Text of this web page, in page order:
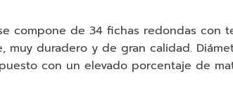
compone de 34 fichas redondas con
muy duradero y de gran calidad.
con un elevado porcentaje de